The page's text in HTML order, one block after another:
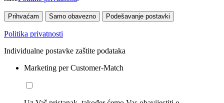
Prihvaćam Samo obavezno Podešavanje postavki
Politika privatnosti
Individualne postavke zaštite podataka
Marketing per Customer-Match